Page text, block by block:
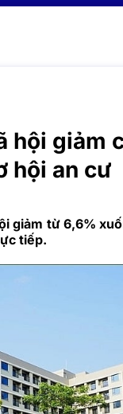
hội giảm
hội an cư
giảm từ 6,6%
tiếp.